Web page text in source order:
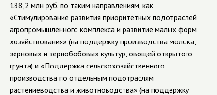
188,2 млн руб. по таким направлениям, как
«Стимулирование развития приоритетных подотраслей
агропромышленного комплекса и развитие малых форм
хозяйствования» (на поддержку производства молока,
зерновых и зернобобовых культур, овощей открытого
грунта) и «Поддержка сельскохозяйственного
производства по отдельным подотраслям
растениеводства и животноводства» (на поддержку